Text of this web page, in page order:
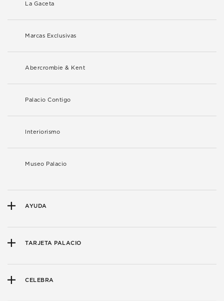
La Gaceta
Marcas Exclusivas
Abercrombie & Kent
Palacio Contigo
Interiorismo
Museo Palacio
AYUDA
TARJETA PALACIO
CELEBRA